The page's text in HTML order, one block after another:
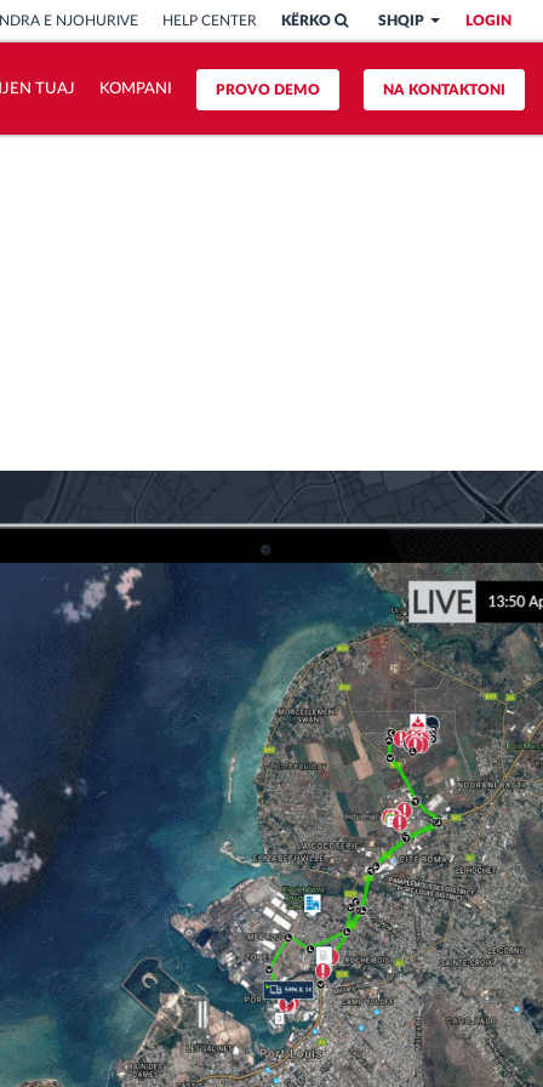
LOGIN
SHQIP
KËRKO
E NJOHURIVE HELP CENTER
NA KONTAKTONI
PROVO DEMO
TUAJ KOMPANI